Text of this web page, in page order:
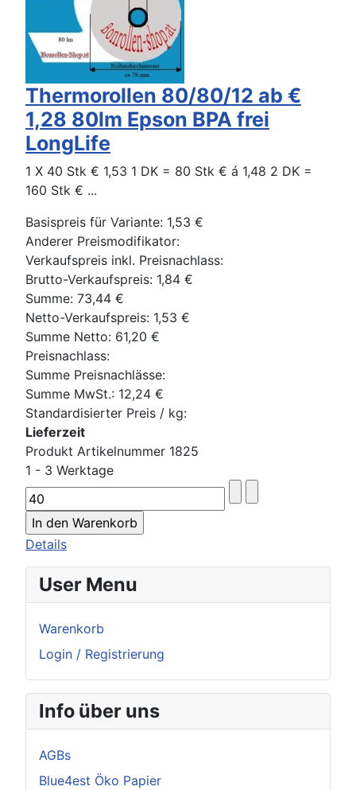
Thermorollen 80/80/12 ab €
1,28 80lm Epson BPA frei
LongLife
1 X 40 Stk € 1,53 1 DK = 80 Stk € á 1,48 2 DK =
160 Stk € ...
Basispreis für Variante: 1,53 €
Anderer Preismodifikator:
Verkaufspreis inkl. Preisnachlass:
Brutto-Verkaufspreis: 1,84 €
Summe: 73,44 €
Netto-Verkaufspreis: 1,53 €
Summe Netto: 61,20 €
Preisnachlass:
Summe Preisnachlässe:
Summe MwSt.: 12,24 €
Standardisierter Preis / kg:
Lieferzeit
Produkt Artikelnummer 1825
1 - 3 Werktage
Details
User Menu
Warenkorb
Login / Registrierung
Info über uns
AGBs
Blue4est Öko Papier